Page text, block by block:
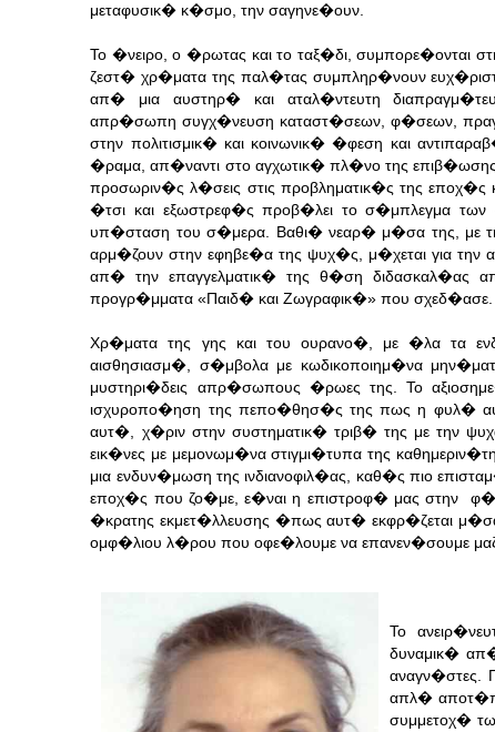
μεταφυσικ� κ�σμο, την σαγηνε�ουν.
Το �νειρο, ο �ρωτας και το ταξ�δι, συμπορε�ονται
ζεστ� χρ�ματα της παλ�τας συμπληρ�νουν
απ� μια αυστηρ� και αταλ�ντευτη
απρ�σωπη συγχ�νευση καταστ�σεων, φ�σεων,
στην πολιτισμικ� και κοινωνικ� �φεση και
�ραμα, απ�ναντι στο αγχωτικ� πλ�νο της
προσωριν�ς λ�σεις στις προβληματικ�ς της
�τσι και εξωστρεφ�ς προβ�λει το σ�μπλεγμα των
υπ�σταση του σ�μερα. Βαθι� νεαρ� μ�σα της, με
αρμ�ζουν στην εφηβε�α της ψυχ�ς, μ�χεται για την
απ� την επαγγελματικ� της θ�ση διδασκαλ�ας
προγρ�μματα «Παιδ� και Ζωγραφικ�» που σχεδ�ασε.
Χρ�ματα της γης και του ουρανο�, με �λα τα
αισθησιασμ�, σ�μβολα με κωδικοποιημ�να
μυστηρι�δεις απρ�σωπους �ρωες της. Το
ισχυροπο�ηση της πεπο�θησ�ς της πως η φυλ�
αυτ�, χ�ριν στην συστηματικ� τριβ� της με την
εικ�νες με μεμονωμ�να στιγμι�τυπα της
μια ενδυν�μωση της ινδιανοφιλ�ας, καθ�ς πιο
εποχ�ς που ζο�με, ε�ναι η επιστροφ� μας στην
�κρατης εκμετ�λλευσης �πως αυτ� εκφρ�ζεται
ομφ�λιου λ�ρου που οφε�λουμε να επανεν�σουμε
Το
δυναμικ�
αναγν�στες.
απλ�
συμμετοχ�